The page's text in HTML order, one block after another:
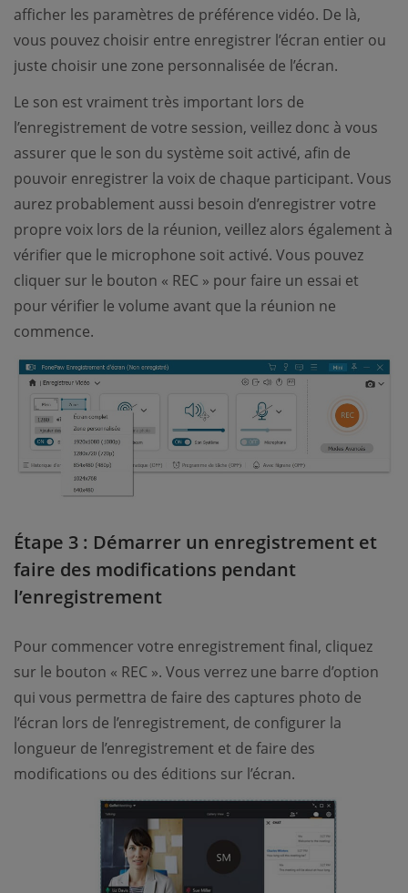
afficher les paramètres de préférence vidéo. De là,
vous pouvez choisir entre enregistrer l’écran entier ou
juste choisir une zone personnalisée de l’écran.
Le son est vraiment très important lors de
l’enregistrement de votre session, veillez donc à vous
assurer que le son du système soit activé, afin de
pouvoir enregistrer la voix de chaque participant. Vous
aurez probablement aussi besoin d’enregistrer votre
propre voix lors de la réunion, veillez alors également à
vérifier que le microphone soit activé. Vous pouvez
cliquer sur le bouton « REC » pour faire un essai et
pour vérifier le volume avant que la réunion ne
commence.
Étape 3 : Démarrer un enregistrement et
faire des modifications pendant
l’enregistrement
Pour commencer votre enregistrement final, cliquez
sur le bouton « REC ». Vous verrez une barre d’option
qui vous permettra de faire des captures photo de
l’écran lors de l’enregistrement, de configurer la
longueur de l’enregistrement et de faire des
modifications ou des éditions sur l’écran.